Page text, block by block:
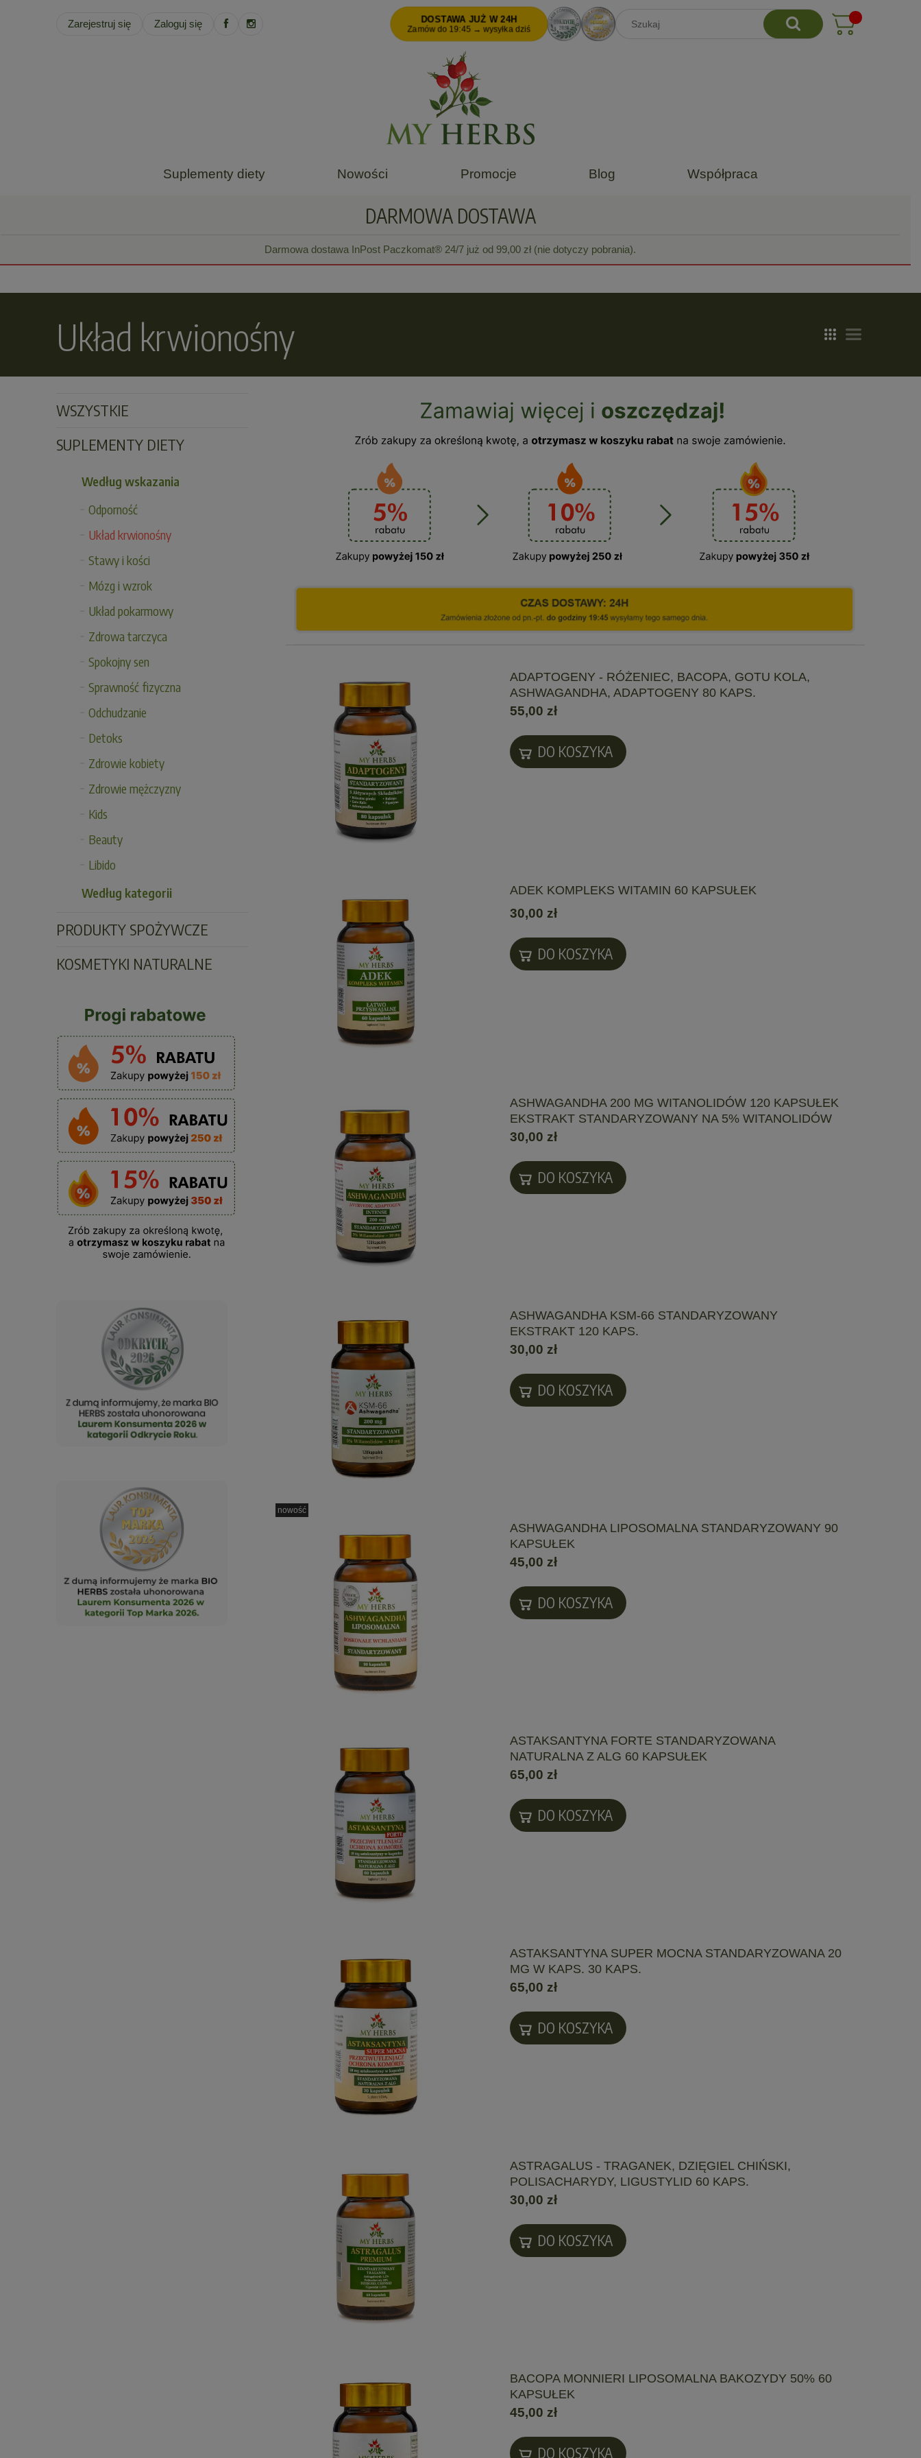
Zarejestruj się Zaloguj się DOSTAWA JUŻ W 24H
Zamów do 19:45 → wysyłka dziś
Suplementy diety Nowości Promocje Blog Współpraca
DARMOWA DOSTAWA
Darmowa dostawa InPost Paczkomat® 24/7 już od 99,00 zł (nie dotyczy pobrania).
Układ krwionośny
WSZYSTKIE
SUPLEMENTY DIETY
Według wskazania
Odporność
Układ krwionośny
Stawy i kości
Mózg i wzrok
Układ pokarmowy
Zdrowa tarczyca
Spokojny sen
Sprawność fizyczna
Odchudzanie
Detoks
Zdrowie kobiety
Zdrowie mężczyzny
Kids
Beauty
Libido
Według kategorii
PRODUKTY SPOŻYWCZE
KOSMETYKI NATURALNE
ADAPTOGENY - RÓŻENIEC, BACOPA, GOTU KOLA,
ASHWAGANDHA, ADAPTOGENY 80 KAPS.
55,00 zł
DO KOSZYKA
ADEK KOMPLEKS WITAMIN 60 KAPSUŁEK
30,00 zł
DO KOSZYKA
ASHWAGANDHA 200 MG WITANOLIDÓW 120 KAPSUŁEK
EKSTRAKT STANDARYZOWANY NA 5% WITANOLIDÓW
30,00 zł
DO KOSZYKA
ASHWAGANDHA KSM-66 STANDARYZOWANY
EKSTRAKT 120 KAPS.
30,00 zł
DO KOSZYKA
ASHWAGANDHA LIPOSOMALNA STANDARYZOWANY 90
KAPSUŁEK
45,00 zł
DO KOSZYKA
nowość
ASTAKSANTYNA FORTE STANDARYZOWANA
NATURALNA Z ALG 60 KAPSUŁEK
65,00 zł
DO KOSZYKA
ASTAKSANTYNA SUPER MOCNA STANDARYZOWANA 20
MG W KAPS. 30 KAPS.
65,00 zł
DO KOSZYKA
ASTRAGALUS - TRAGANEK, DZIĘGIEL CHIŃSKI,
POLISACHARYDY, LIGUSTYLID 60 KAPS.
30,00 zł
DO KOSZYKA
BACOPA MONNIERI LIPOSOMALNA BAKOZYDY 50% 60
KAPSUŁEK
45,00 zł
DO KOSZYKA